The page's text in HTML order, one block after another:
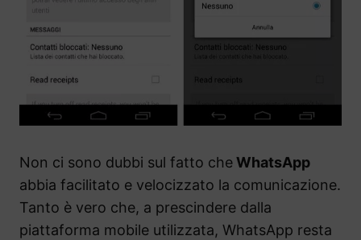
Non ci sono dubbi sul fatto cheWhatsApp
abbia facilitato e velocizzato la comunicazione.
Tanto è vero che, a prescindere dalla
piattaforma mobile utilizzata, WhatsApp resta